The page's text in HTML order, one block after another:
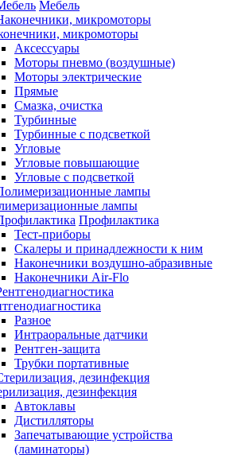
Мебель
микромоторы
Аксессуары
Моторы пневмо (воздушные)
Моторы электрические
Прямые
Смазка, очистка
Турбинные
Турбинные с подсветкой
Угловые
Угловые повышающие
Угловые с подсветкой
лампы
Профилактика
Тест-приборы
Скалеры и принадлежности к ним
Наконечники воздушно-абразивные
Наконечники Air-Flo
Разное
Интраоральные датчики
Рентген-защита
Трубки портативные
дезинфекция
Автоклавы
Дистилляторы
Запечатывающие устройства
(ламинаторы)